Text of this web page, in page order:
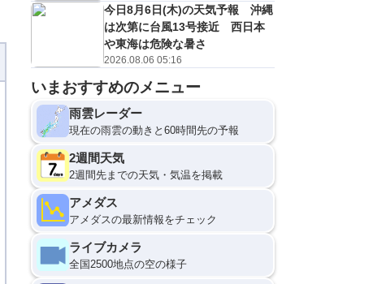
今日8月6日(木)の天気予報 沖縄
は次第に台風13号接近 西日本
や東海は危険な暑さ
2026.08.06 05:16
いまおすすめのメニュー
雨雲レーダー
現在の雨雲の動きと60時間先の予報
2週間天気
2週間先までの天気・気温を掲載
アメダス
アメダスの最新情報をチェック
ライブカメラ
全国2500地点の空の様子